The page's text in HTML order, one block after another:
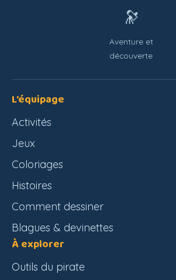
🔭
Aventure et
découverte
L'équipage
Activités
Jeux
Coloriages
Histoires
Comment dessiner
Blagues & devinettes
À explorer
Outils du pirate